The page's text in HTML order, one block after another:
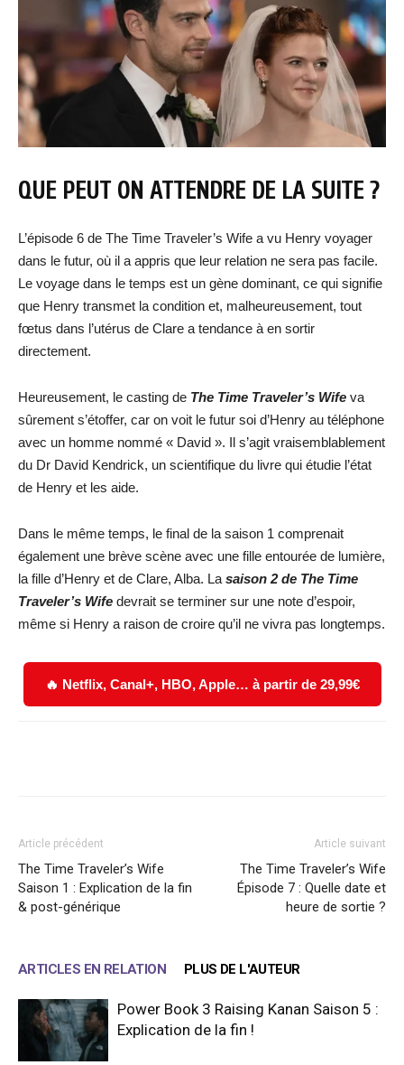
QUE PEUT ON ATTENDRE DE LA SUITE ?
L’épisode 6 de The Time Traveler’s Wife a vu Henry voyager
dans le futur, où il a appris que leur relation ne sera pas facile.
Le voyage dans le temps est un gène dominant, ce qui signifie
que Henry transmet la condition et, malheureusement, tout
fœtus dans l’utérus de Clare a tendance à en sortir
directement.
Heureusement, le casting de The Time Traveler’s Wife va
sûrement s’étoffer, car on voit le futur soi d’Henry au téléphone
avec un homme nommé « David ». Il s’agit vraisemblablement
du Dr David Kendrick, un scientifique du livre qui étudie l’état
de Henry et les aide.
Dans le même temps, le final de la saison 1 comprenait
également une brève scène avec une fille entourée de lumière,
la fille d’Henry et de Clare, Alba. La saison 2 de The Time
Traveler’s Wife devrait se terminer sur une note d’espoir,
même si Henry a raison de croire qu’il ne vivra pas longtemps.
🔥 Netflix, Canal+, HBO, Apple… à partir de 29,99€
Article précédent
The Time Traveler’s Wife
Saison 1 : Explication de la fin
& post-générique
Article suivant
The Time Traveler’s Wife
Épisode 7 : Quelle date et
heure de sortie ?
ARTICLES EN RELATION PLUS DE L'AUTEUR
Power Book 3 Raising Kanan Saison 5 :
Explication de la fin !